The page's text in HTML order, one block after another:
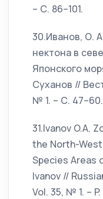
– С. 86–101.
30.Иванов, О.
нектона в
Японского
Суханов //
№ 1. – С. 47–60.
31.Ivanov O.A.
the North-
Species Areas
Ivanov //
Vol. 35, № 1. –